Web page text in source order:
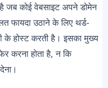
है जब कोई वेबसाइट अपने डोमेन
फायदा उठाने के लिए थर्ड-
के होस्ट करती है। इसका मुख्य
करना होता है, न कि